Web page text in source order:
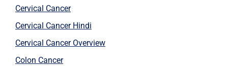
Cervical Cancer
Cervical Cancer Hindi
Cervical Cancer Overview
Colon Cancer